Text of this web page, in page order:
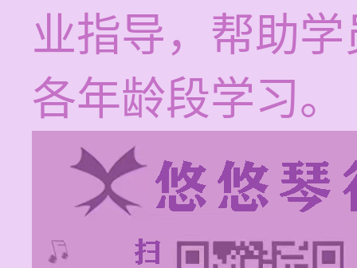
业指导，帮助
各年龄段学习。